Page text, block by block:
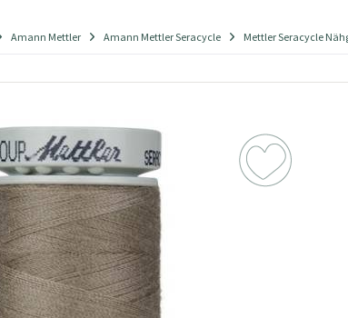
Amann Mettler Amann Mettler Seracycle Mettler Seracycle